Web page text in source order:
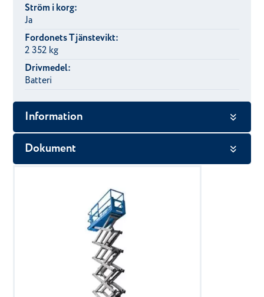
Ström i korg:
Ja
Fordonets Tjänstevikt:
2 352 kg
Drivmedel:
Batteri
Information
Dokument